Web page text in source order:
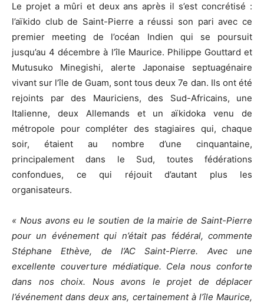
Le projet a mûri et deux ans après il s’est concrétisé :
l’aïkido club de Saint-Pierre a réussi son pari avec ce
premier meeting de l’océan Indien qui se poursuit
jusqu’au 4 décembre à l’île Maurice. Philippe Gouttard et
Mutusuko Minegishi, alerte Japonaise septuagénaire
vivant sur l’île de Guam, sont tous deux 7e dan. Ils ont été
rejoints par des Mauriciens, des Sud-Africains, une
Italienne, deux Allemands et un aïkidoka venu de
métropole pour compléter des stagiaires qui, chaque
soir, étaient au nombre d’une cinquantaine,
principalement dans le Sud, toutes fédérations
confondues, ce qui réjouit d’autant plus les
organisateurs.
« Nous avons eu le soutien de la mairie de Saint-Pierre
pour un événement qui n’était pas fédéral, commente
Stéphane Ethève, de l’AC Saint-Pierre. Avec une
excellente couverture médiatique. Cela nous conforte
dans nos choix. Nous avons le projet de déplacer
l’événement dans deux ans, certainement à l’île Maurice,